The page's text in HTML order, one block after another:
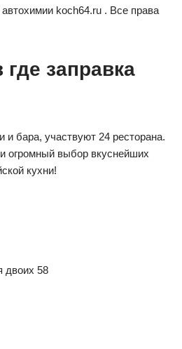
koch64.ru . Все права
заправка
бара, участвуют 24 ресторана.
огромный выбор вкуснейших
кухни!
двоих 58